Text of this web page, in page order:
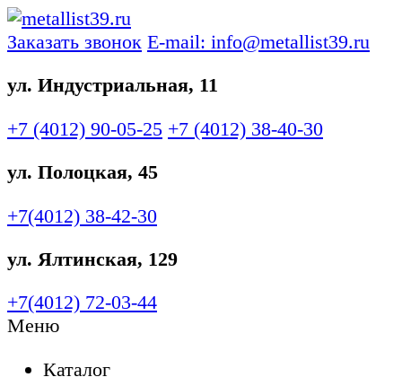
Заказать звонок E-mail: info@metallist39.ru
ул. Индустриальная, 11
+7 (4012) 90-05-25 +7 (4012) 38-40-30
ул. Полоцкая, 45
+7(4012) 38-42-30
ул. Ялтинская, 129
+7(4012) 72-03-44
Меню
Каталог